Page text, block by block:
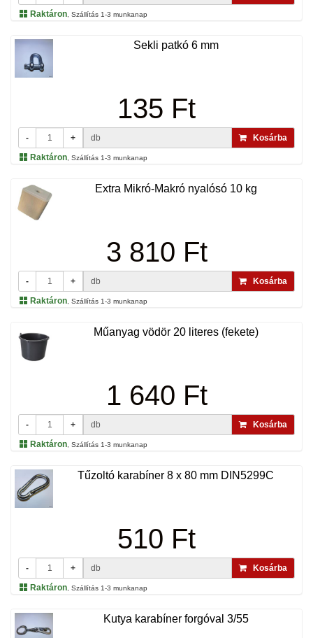
Raktáron , Szállítás 1-3 munkanap
Sekli patkó 6 mm
135 Ft
- + db
Kosárba
Raktáron , Szállítás 1-3 munkanap
Extra Mikró-Makró nyalósó 10 kg
3 810 Ft
- + db
Kosárba
Raktáron , Szállítás 1-3 munkanap
Műanyag vödör 20 literes (fekete)
1 640 Ft
- + db
Kosárba
Raktáron , Szállítás 1-3 munkanap
Tűzoltó karabíner 8 x 80 mm DIN5299C
510 Ft
- + db
Kosárba
Raktáron , Szállítás 1-3 munkanap
Kutya karabíner forgóval 3/55